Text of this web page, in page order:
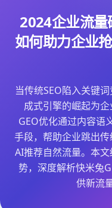
2024企业流量
如何助力企业
当传统SEO陷入关键
成式引擎的崛起为
GEO优化通过内容语
手段，帮助企业跳出
AI推荐自然流量。本
势，深度解析快米兔
供新流